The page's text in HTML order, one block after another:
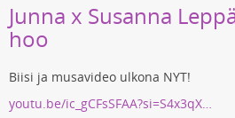
Junna x Susanna
hoo
Biisi ja musavideo ulkona NYT!
youtu.be/ic_gCFsSFAA?si=S4x3qX…